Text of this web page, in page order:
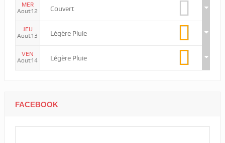
MER
Aout12
Couvert
JEU
Aout13
Légère Pluie
VEN
Aout14
Légère Pluie
FACEBOOK